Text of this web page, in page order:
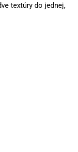
textúry do jednej,